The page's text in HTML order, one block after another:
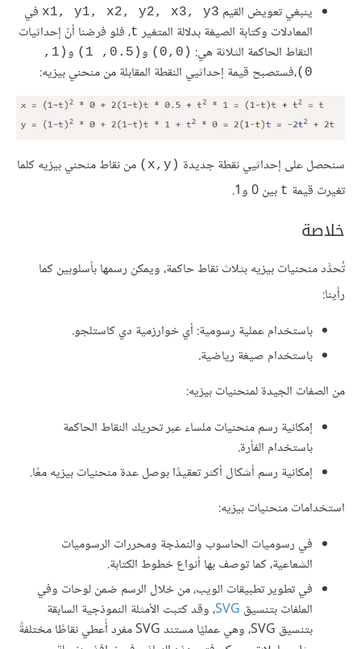
ينبغي تعويض القيم x1, y1, x2, y2, x3, y3 في
المعادلات وكتابة الصيغة بدلالة المتغير t، فلو فرضنا أنّ إحداثيات
النقاط الحاكمة الثلاثة هي: (0,0) و(0.5, 1) و
0)
،فستصبح قيمة إحداثيي النقطة المقابلة من منحني بيزيه:
سنحصل على إحداثيي نقطة جديدة (x,y)
من نقاط منحني بيزيه كلما
تغيرت قيمة t بين 0 و1.
خلاصة
تُحدَّد منحنيات بيزيه بثلاث نقاط حاكمة، ويمكن رسمها بأسلوبين كما
رأينا:
باستخدام عملية رسومية: أي خوارزمية دي كاستلجو.
باستخدام صيغة رياضية.
من الصفات الجيدة لمنحنيات بيزيه:
إمكانية رسم منحنيات ملساء عبر تحريك النقاط الحاكمة
باستخدام الفأرة.
إمكانية رسم أشكال أكثر تعقيدًا بوصل عدة منحنيات بيزيه معًا.
استخدامات منحنيات بيزيه:
في رسوميات الحاسوب والنمذجة ومحررات الرسوميات
الشعاعية، كما توصف بها أنواع خطوط الكتابة.
في تطوير تطبيقات الويب، من خلال الرسم ضمن لوحات وفي
الملفات بتنسيق SVG، وقد كتبت الأمثلة النموذجية السابقة
بتنسيق SVG، وهي عمليًا مستند SVG مفرد أُعطي نقاطًا مختلفةً